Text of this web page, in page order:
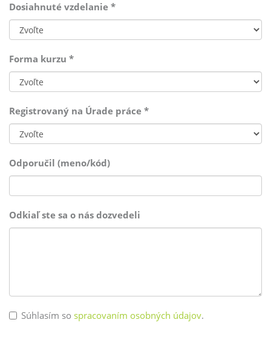
Dosiahnuté vzdelanie *
Forma kurzu *
Registrovaný na Úrade práce *
Odporučil (meno/kód)
Odkiaľ ste sa o nás dozvedeli
Súhlasím so spracovaním osobných údajov.